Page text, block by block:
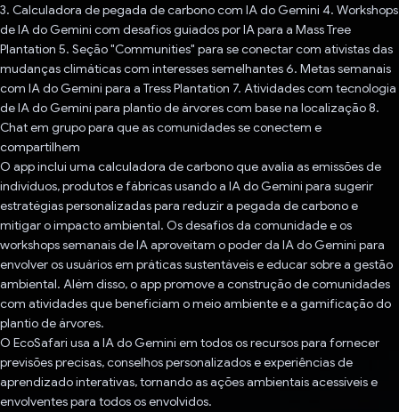
3. Calculadora de pegada de carbono com IA do Gemini 4. Workshops
de IA do Gemini com desafios guiados por IA para a Mass Tree
Plantation 5. Seção "Communities" para se conectar com ativistas das
mudanças climáticas com interesses semelhantes 6. Metas semanais
com IA do Gemini para a Tress Plantation 7. Atividades com tecnologia
de IA do Gemini para plantio de árvores com base na localização 8.
Chat em grupo para que as comunidades se conectem e
compartilhem
O app inclui uma calculadora de carbono que avalia as emissões de
indivíduos, produtos e fábricas usando a IA do Gemini para sugerir
estratégias personalizadas para reduzir a pegada de carbono e
mitigar o impacto ambiental. Os desafios da comunidade e os
workshops semanais de IA aproveitam o poder da IA do Gemini para
envolver os usuários em práticas sustentáveis e educar sobre a gestão
ambiental. Além disso, o app promove a construção de comunidades
com atividades que beneficiam o meio ambiente e a gamificação do
plantio de árvores.
O EcoSafari usa a IA do Gemini em todos os recursos para fornecer
previsões precisas, conselhos personalizados e experiências de
aprendizado interativas, tornando as ações ambientais acessíveis e
envolventes para todos os envolvidos.